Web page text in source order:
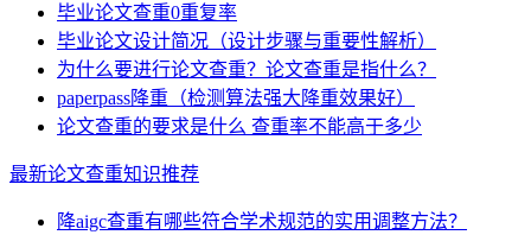
毕业论文查重0重复率
毕业论文设计简况（设计步骤与重要性解析）
为什么要进行论文查重？论文查重是指什么？
paperpass降重（检测算法强大降重效果好）
论文查重的要求是什么 查重率不能高于多少
最新论文查重知识推荐
降aigc查重有哪些符合学术规范的实用调整方法？